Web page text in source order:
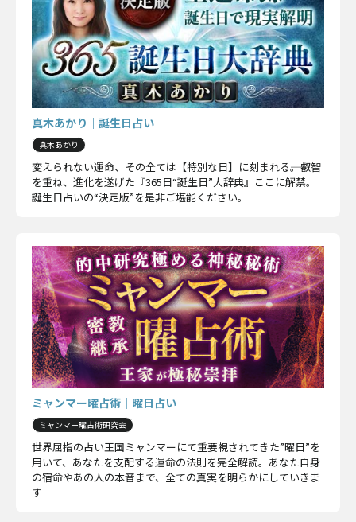
真木あかり｜誕生日占い
真木あかり
変えられない運命、その全ては【特別な日】に刻まれる――。叡智
を重ね、進化を遂げた『365日“誕生日”大辞典』ここに解禁。
誕生日占いの“決定版”を是非ご堪能ください。
ミャンマー曜占術│曜日占い
ミャンマー曜占術研究会
世界屈指の占い王国ミャンマーにて重要視されてきた”曜日”を
用いて、あなたを支配する運命の法則を完全解読。あなた自身
の宿命やあの人の本音まで、全ての真実を明らかにしていきま
す